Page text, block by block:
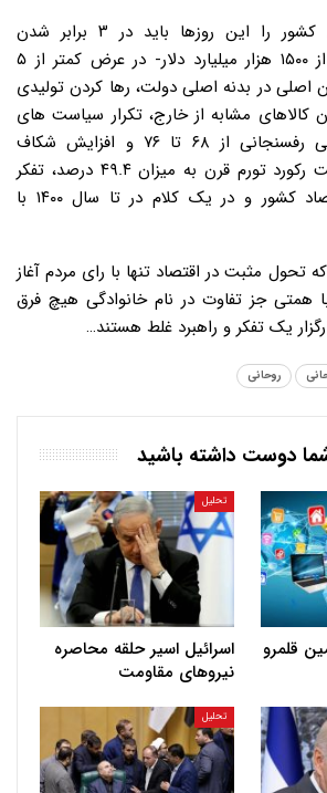
بنابراین مشکل اصلی کشور را این روزها باید در ۳ برابر شدن
نقدینگی- رقمی بیش از ۱۵۰۰ هزار میلیارد دلار- در عرض کمتر از ۵
اصلی در بدنه اصلی دولت، رها کردن تولیدی
کالاهای مشابه از خارج، تکرار سیاست های
اقتصادی دولت هاشمی رفسنجانی از ۶۸ تا ۷۶ و افزایش شکاف
طبقاتی و در نتیجه ثبت رکورد تورم قرن به میزان ۴۹.۴ درصد، تفکر
نئولیبرال در اداره اقتصاد کشور و در یک کلام در تا سال ۱۴۰۰ با
تحول مثبت در اقتصاد تنها با رای مردم آغاز
جز تفاوت در نام خانوادگی هیچ فرق
یک تفکر و راهبرد غلط هستند…
روحانی
دوست داشته باشید
قلمرو
تحلیل
اسرائیل اسیر حلقه محاصره
نیروهای مقاومت
تحلیل